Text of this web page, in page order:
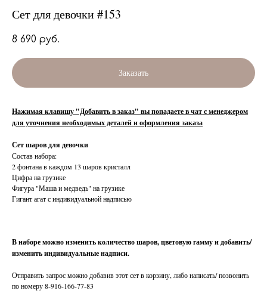
Сет для девочки #153
8 690 руб.
Заказать
Нажимая клавишу "Добавить в заказ" вы попадаете в чат с менеджером
для уточнения необходимых деталей и оформления заказа
Сет шаров для девочки
Состав набора:
2 фонтана в каждом 13 шаров кристалл
Цифра на грузике
Фигура "Маша и медведь" на грузике
Гигант агат с индивидуальной надписью
В наборе можно изменить количество шаров, цветовую гамму и добавить/
изменить индивидуальные надписи.
Отправить запрос можно добавив этот сет в корзину, либо написать/ позвонить
по номеру 8-916-166-77-83